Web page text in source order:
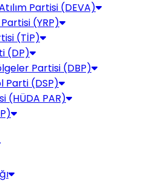
Partisi (DEVA)
(YRP)
(TİP)
(DP)
Partisi (DBP)
Parti (DSP)
(HÜDA PAR)